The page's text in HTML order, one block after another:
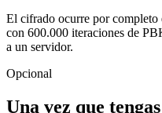
El cifrado ocurre por
con 600.000 iteraciones de
a un servidor.
Opcional
Una vez que